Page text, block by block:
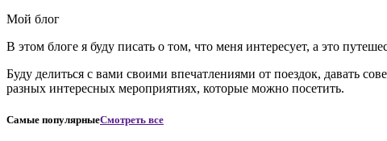
Мой блог
В этом блоге я буду писать о том, что меня интересует, а это
Буду делиться с вами своими впечатлениями от поездок, давать
разных интересных мероприятиях, которые можно посетить.
Самые популярныеСмотреть все